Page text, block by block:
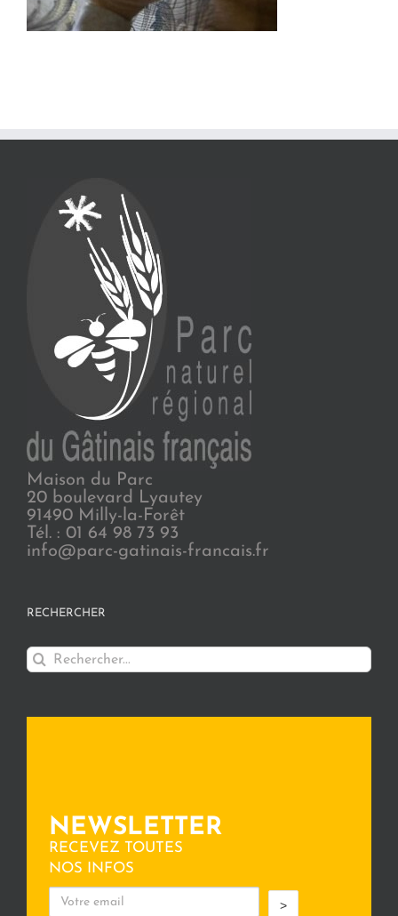
Maison du Parc
20 boulevard Lyautey
91490 Milly-la-Forêt
Tél. : 01 64 98 73 93
info@parc-gatinais-francais.fr
RECHERCHER
Rechercher:
NEWSLETTER
RECEVEZ TOUTES
NOS INFOS
>